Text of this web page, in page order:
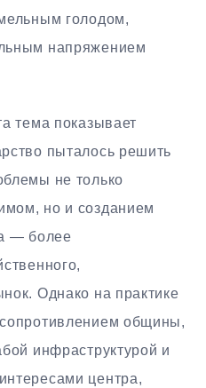
голодом,
напряжением
тема показывает
пыталось решить
не только
но и созданием
— более
Однако на практике
общины,
инфраструктурой и
центра,